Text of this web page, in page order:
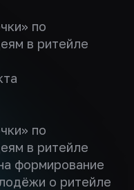
по
в ритейле
по
в ритейле
формирование
о ритейле